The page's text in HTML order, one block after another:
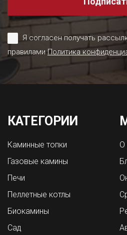
Я согласен получать
правиламиПолитика
КАТЕГОРИИ
Каминные топки
Газовые камины
Печи
Пеллетные котлы
Биокамины
Сад
О